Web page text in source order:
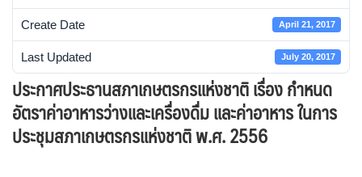
Search
for:
Create Date April 21, 2017
Last Updated July 20, 2017
ประกาศประธานสภาเกษตรกรแห่งชาติ เรื่อง กำหนด
อัตราค่าอาหารว่างและเครื่องดื่ม และค่าอาหาร ในการ
ประชุมสภาเกษตรกรแห่งชาติ พ.ศ. 2556